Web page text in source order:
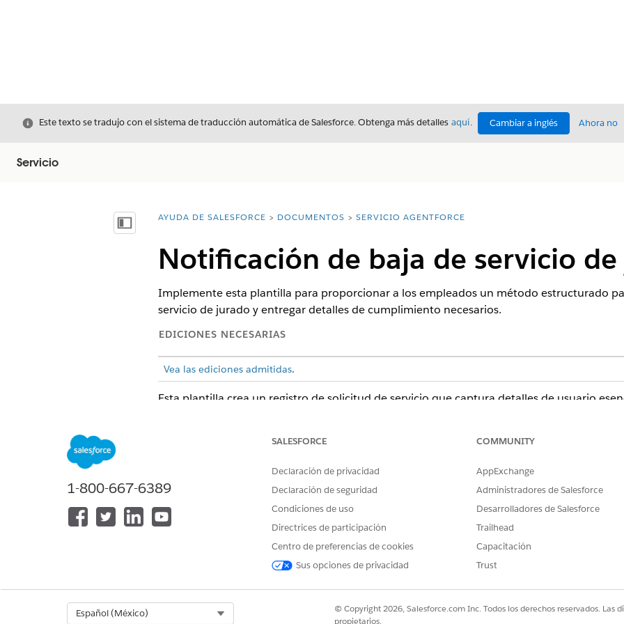
Cerrar
Este texto se tradujo con el sistema de traducción automática de Salesforce. Obtenga más detalles aquí. Cambiar a inglés Ahora no
Servicio
Mostrar índice de materias
Usted está aquí:
AYUDA DE SALESFORCE DOCUMENTOS SERVICIO AGENTFORCE
Notificación de baja de servicio
Implemente esta plantilla para proporcionar a los empleados un método estructurado
servicio de jurado y entregar detalles de cumplimiento necesarios.
EDICIONES NECESARIAS
Vea las ediciones admitidas.
Esta plantilla crea un registro de solicitud de servicio que captura detalles de usuario
El formulario de admisión para esta plantilla captura estos detalles del empleado: Aviso
Plan de copia de seguridad o cobertura, Fecha de inicio, Fecha de finalización estimada,
Origen del caso.
Realización e integración
Esta plantilla no incluye ninguna integración preconfigurada para admisión o realización.
aprobación del gestor. Utilice Flow Builder para definir flujos de trabajo de realización y
personalizados.
1-800-667-6389
SALESFORCE
Declaración de privacidad
Declaración de seguridad
Condiciones de uso
Directrices de participación
Centro de preferencias de cookies
Sus opciones de privacidad
COMMUNITY
AppExchange
Administradores de Salesforce
Desarrolladores de Salesforce
Trailhead
Capacitación
Trust
Español (México)
© Copyright 2026, Salesforce.com Inc. Todos los derechos reservados. Las
propietarios.